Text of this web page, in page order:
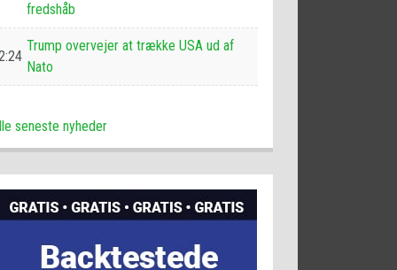
fredshåb
Trump overvejer at trække USA ud af
Nato
seneste nyheder